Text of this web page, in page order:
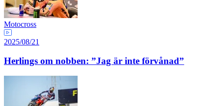
Motocross
2025/08/21
Herlings om nobben: ”Jag är inte förvånad”